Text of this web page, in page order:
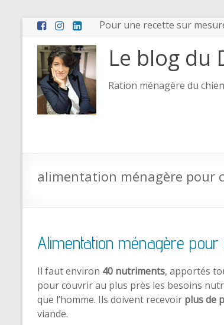
Pour une recette sur
Le blog du
Ration ménagère du
alimentation ménagère pour
Alimentation ménagère
Il faut environ 40 nutriments, apportés
pour couvrir au plus près les besoins
que l’homme. Ils doivent recevoir plus de
viande.